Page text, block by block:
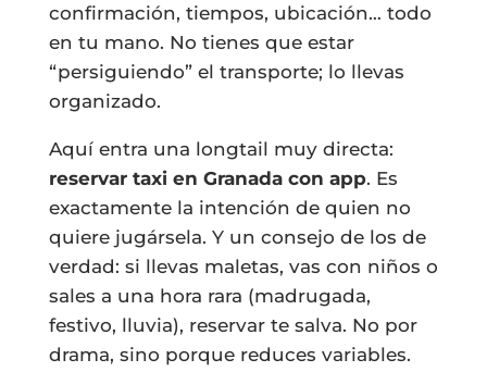
confirmación, tiempos, ubicación… todo
en tu mano. No tienes que estar
“persiguiendo” el transporte; lo llevas
organizado.
Aquí entra una longtail muy directa:
reservar taxi en Granada con app. Es
exactamente la intención de quien no
quiere jugársela. Y un consejo de los de
verdad: si llevas maletas, vas con niños o
sales a una hora rara (madrugada,
festivo, lluvia), reservar te salva. No por
drama, sino porque reduces variables.